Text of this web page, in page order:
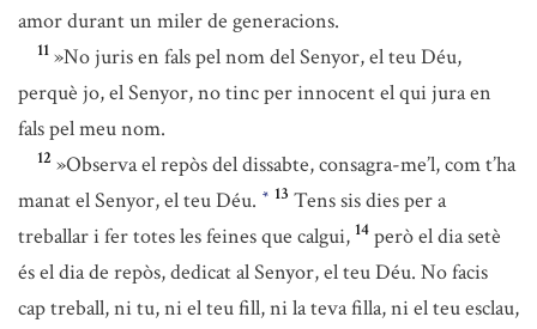
amor durant un miler de generacions.
11 »No juris en fals pel nom del Senyor, el teu Déu,
perquè jo, el Senyor, no tinc per innocent el qui jura en
fals pel meu nom.
12 »Observa el repòs del dissabte, consagra-me’l, com t’ha
manat el Senyor, el teu Déu. * 13 Tens sis dies per a
treballar i fer totes les feines que calgui, 14 però el dia setè
és el dia de repòs, dedicat al Senyor, el teu Déu. No facis
cap treball, ni tu, ni el teu fill, ni la teva filla, ni el teu esclau,